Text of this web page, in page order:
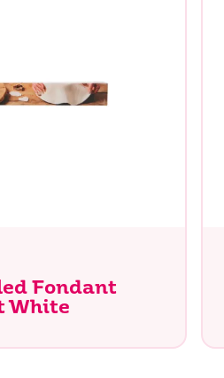
Fondant
White